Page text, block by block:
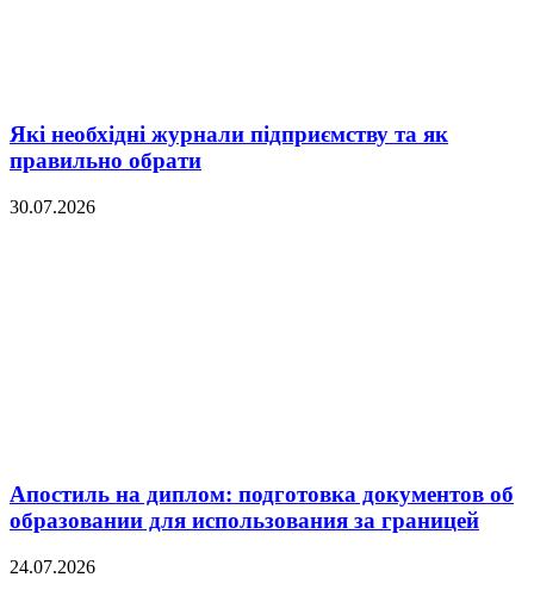
Які необхідні журнали підприємству та як
правильно обрати
30.07.2026
Апостиль на диплом: подготовка документов об
образовании для использования за границей
24.07.2026